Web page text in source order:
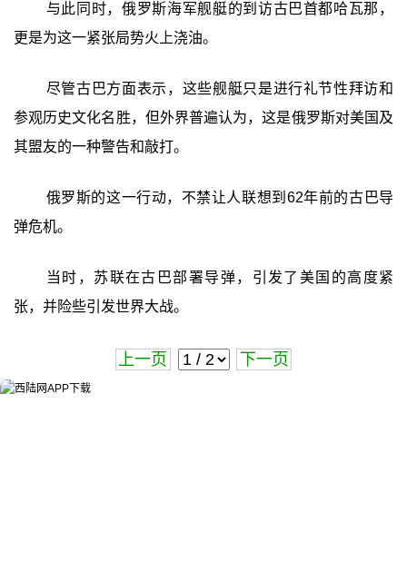
与此同时，俄罗斯海军舰艇的到访古巴首都哈瓦那，
更是为这一紧张局势火上浇油。
尽管古巴方面表示，这些舰艇只是进行礼节性拜访和
参观历史文化名胜，但外界普遍认为，这是俄罗斯对美国及
其盟友的一种警告和敲打。
俄罗斯的这一行动，不禁让人联想到62年前的古巴导
弹危机。
当时，苏联在古巴部署导弹，引发了美国的高度紧
张，并险些引发世界大战。
上一页 下一页